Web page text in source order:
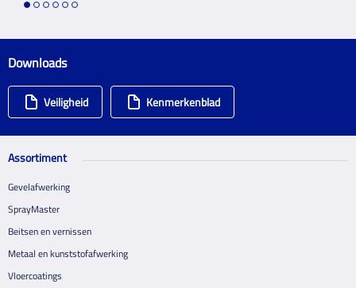
123456
Downloads
Veiligheid Kenmerkenblad
Assortiment
Gevelafwerking
SprayMaster
Beitsen en vernissen
Metaal en kunststofafwerking
Vloercoatings